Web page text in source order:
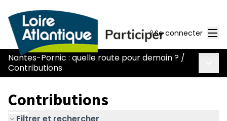
Se connecter
Nantes-Pornic : quelle route pour demain ? /
Contributions
Contributions